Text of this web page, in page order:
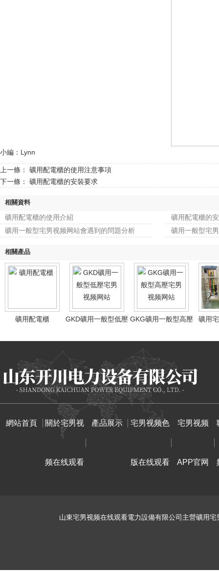
小編：Lynn
上一條： 礦用配電櫃的使用注意事項
下一條： 礦用配電櫃的安裝要求
相關資料
礦用配電櫃的使用介紹
礦用配電櫃的
礦用一般型宅男视频网站會遇到的問題分析
礦用一般型宅
相關產品
礦用配電櫃
GKD礦用一般型低壓 GKG礦用一般型高壓
礦用
網站首頁 關於宅男视
频在线观看
產品展示 宅男视频色
版在线观看
宅男视频
APP官网
山東宅男视频在线观看電力設備有限公司主營礦用